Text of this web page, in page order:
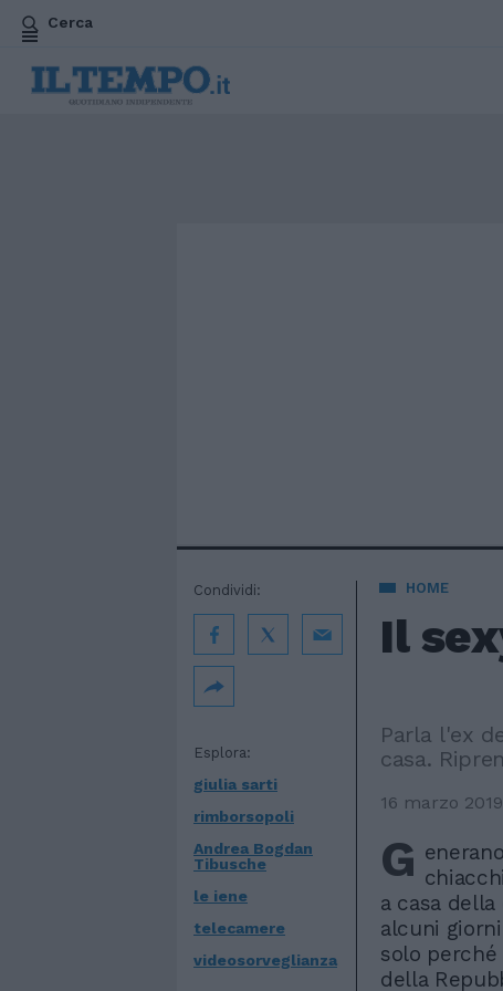
Cerca
HOME
Il
Esplora:
giulia sarti
rimborsopoli
Andrea Bogdan
Tibusche
le iene
telecamere
videosorveglianza
Condividi:
Parla l'ex
casa.
16 marzo 2019
G
a casa
alcuni
solo
della